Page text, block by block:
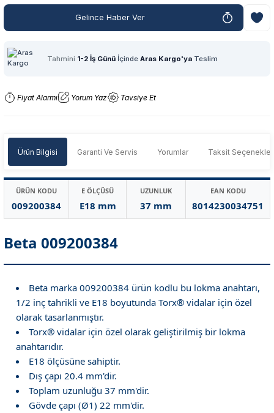
Gelince Haber Ver
Tahmini 1-2 İş Günü İçinde Aras Kargo'ya Teslim
Fiyat Alarmı Yorum Yaz Tavsiye Et
Ürün Bilgisi Garanti Ve Servis Yorumlar Taksit
ÜRÜN KODU
009200384
E ÖLÇÜSÜ
E18 mm
UZUNLUK
37 mm
EAN KODU
8014230034751
Beta 009200384
Beta marka 009200384 ürün kodlu bu lokma anahtarı,
1/2 inç tahrikli ve E18 boyutunda Torx® vidalar için özel
olarak tasarlanmıştır.
Torx® vidalar için özel olarak geliştirilmiş bir lokma
anahtarıdır.
E18 ölçüsüne sahiptir.
Dış çapı 20.4 mm'dir.
Toplam uzunluğu 37 mm'dir.
Gövde çapı (Ø1) 22 mm'dir.